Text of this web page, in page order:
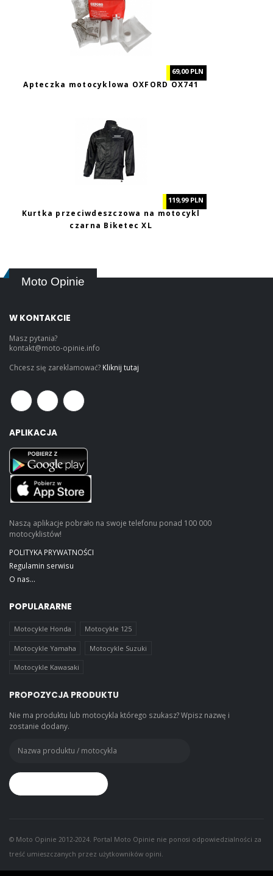
69,00 PLN
Apteczka motocyklowa OXFORD OX741
119,99 PLN
Kurtka przeciwdeszczowa na motocykl
czarna Biketec XL
Moto Opinie
W KONTAKCIE
Masz pytania?
kontakt@moto-opinie.info
Chcesz się zareklamować? Kliknij tutaj
APLIKACJA
Naszą aplikacje pobrało na swoje telefonu ponad 100 000
motocyklistów!
POLITYKA PRYWATNOŚCI
Regulamin serwisu
O nas...
POPULARARNE
Motocykle Honda Motocykle 125
Motocykle Yamaha Motocykle Suzuki
Motocykle Kawasaki
PROPOZYCJA PRODUKTU
Nie ma produktu lub motocykla którego szukasz? Wpisz nazwę i
zostanie dodany.
© Moto Opinie 2012-2024. Portal Moto Opinie nie ponosi odpowiedzialności za
treść umieszczanych przez użytkowników opini.